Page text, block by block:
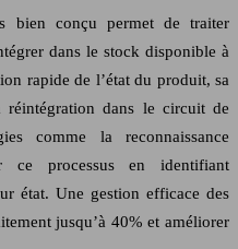
bien conçu permet de traiter
dans le stock disponible à
rapide de l’état du produit, sa
réintégration dans le circuit de
comme la reconnaissance
ce processus en identifiant
état. Une gestion efficace des
jusqu’à 40% et améliorer